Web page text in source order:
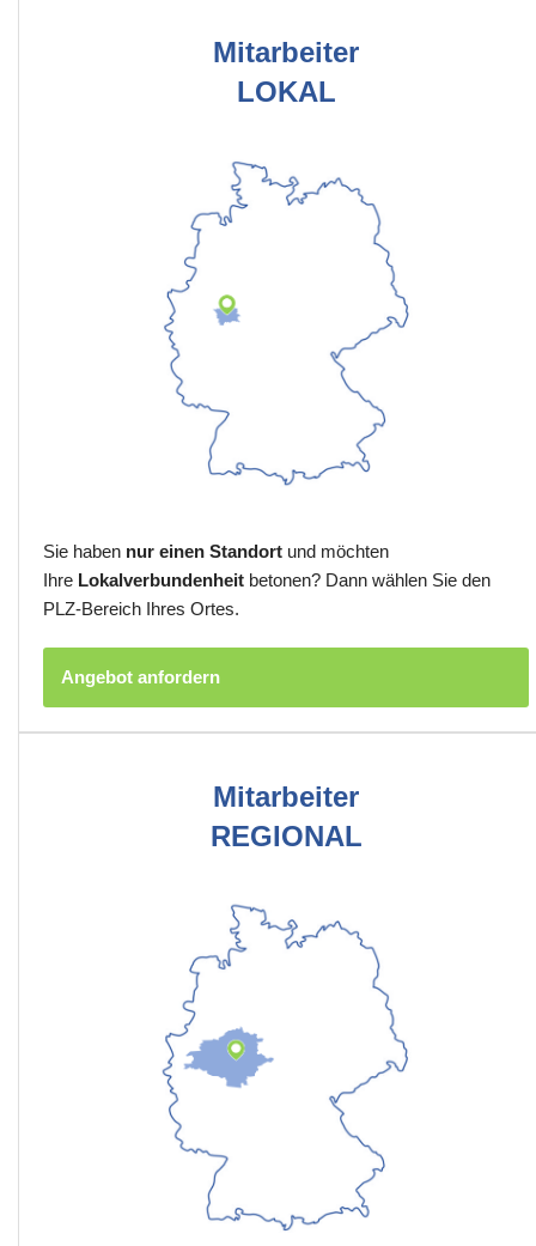
Mitarbeiter
LOKAL
Sie haben nur einen Standort und möchten
Ihre Lokalverbundenheit betonen? Dann wählen Sie den
PLZ-Bereich Ihres Ortes.
Angebot anfordern
Mitarbeiter
REGIONAL